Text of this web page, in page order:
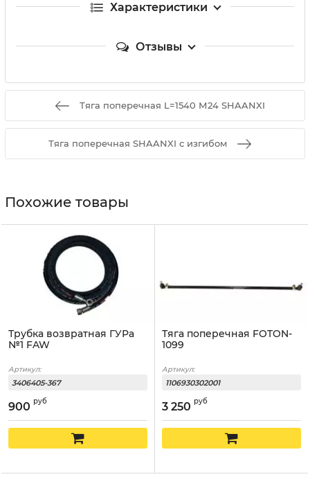
Характеристики
Отзывы
Тяга поперечная L=1540 М24 SHAANXI
Тяга поперечная SHAANXI с изгибом
Похожие товары
Трубка возвратная ГУРа
№1 FAW
Артикул:
3406405-367
900 руб
Тяга поперечная FOTON-
1099
Артикул:
1106930302001
3 250 руб